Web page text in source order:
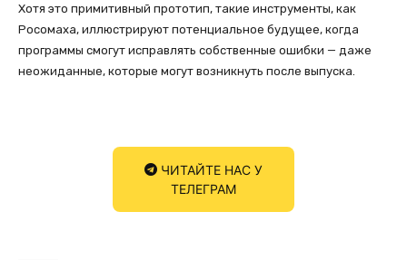
Хотя это примитивный прототип, такие инструменты, как
Росомаха, иллюстрируют потенциальное будущее, когда
программы смогут исправлять собственные ошибки — даже
неожиданные, которые могут возникнуть после выпуска.
ЧИТАЙТЕ НАС У
ТЕЛЕГРАМ